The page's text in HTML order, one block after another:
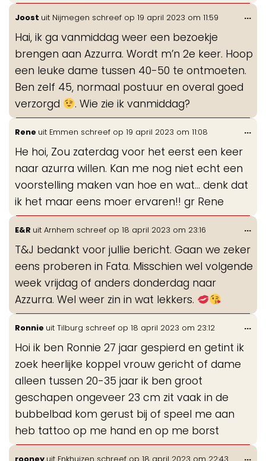
Joost uit Nijmegen schreef op 19 april 2023 om 11:59
Hai, ik ga vanmiddag weer een bezoekje
brengen aan Azzurra. Wordt m’n 2e keer. Hoop
een leuke dame tussen 40-50 te ontmoeten.
Ben zelf 45, normaal postuur en overal goed
verzorgd
. Wie zie ik vanmiddag?
...
Rene uit Emmen schreef op 19 april 2023 om 11:08
He hoi, Zou zaterdag voor het eerst een keer
naar azurra willen. Kan me nog niet echt een
voorstelling maken van hoe en wat... denk dat
ik het maar eens moer ervaren!! gr Rene
...
E&R uit Arnhem schreef op 18 april 2023 om 23:16
T&J bedankt voor jullie bericht. Gaan we zeker
eens proberen in Fata. Misschien wel volgende
week vrijdag of anders donderdag naar
Azzurra. Wel weer zin in wat lekkers.
...
Ronnie uit Tilburg schreef op 18 april 2023 om 23:12
Hoi ik ben Ronnie 27 jaar gespierd en getint ik
zoek heerlijke koppel vrouw gericht of dame
alleen tussen 20-35 jaar ik ben groot
geschapen ongeveer 23 cm zit vaak in de
bubbelbad kom gerust bij of speel me aan
heb tattoo op me hand en op me borst
...
...